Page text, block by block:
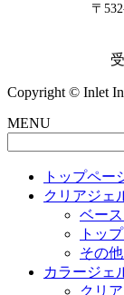
〒
Copyright © Inlet
MENU
トップペー
クリアジェ
ベー
トッ
その
カラージェ
クリ